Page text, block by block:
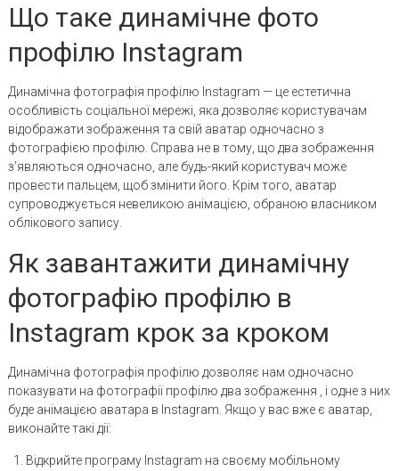
Що таке динамічне фото
профілю Instagram
Динамічна фотографія профілю Instagram — це естетична
особливість соціальної мережі, яка дозволяє користувачам
відображати зображення та свій аватар одночасно з
фотографією профілю. Справа не в тому, що два зображення
з’являються одночасно, але будь-який користувач може
провести пальцем, щоб змінити його. Крім того, аватар
супроводжується невеликою анімацією, обраною власником
облікового запису.
Як завантажити динамічну
фотографію профілю в
Instagram крок за кроком
Динамічна фотографія профілю дозволяє нам одночасно
показувати на фотографії профілю два зображення , і одне з них
буде анімацією аватара в Instagram. Якщо у вас вже є аватар,
виконайте такі дії:
Відкрийте програму Instagram на своєму мобільному